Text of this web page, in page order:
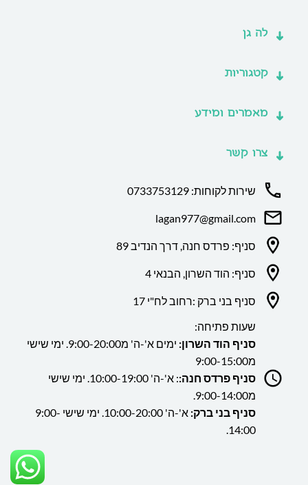
לה גן
קטגוריות
מאמרים ומידע
צרו קשר
שירות לקוחות: 0733753129
lagan977@gmail.com
סניף: פרדס חנה, דרך הנדיב 89
סניף: הוד השרון, הבנאי 4
סניף בני ברק :רחוב לח"י 17
שעות פתיחה:
סניף הוד השרון:
ימים א'-ה' מ9:00-20:00. ימי שישי
מ9:00-15:00
סניף פרדס חנה:
: א'-ה' 10:00-19:00. ימי שישי
מ9:00-14:00.
סניף בני ברק:
א'-ה' 10:00-20:00. ימי שישי 9:00-
14:00.